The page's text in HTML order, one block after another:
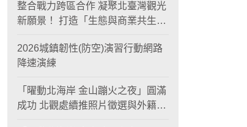
整合戰力跨區合作 凝聚北臺灣觀光
新願景！ 打造「生態與商業共生」
2026城鎮韌性(防空)演習行動網路
降速演練
「曜動北海岸 金山蹦火之夜」圓滿
成功 北觀處續推照片徵選與外籍青